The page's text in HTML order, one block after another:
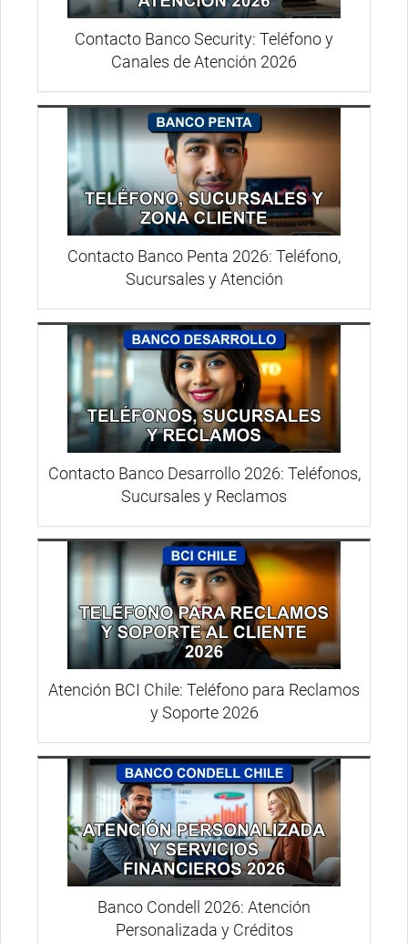
Contacto Banco Security: Teléfono y
Canales de Atención 2026
Contacto Banco Penta 2026: Teléfono,
Sucursales y Atención
Contacto Banco Desarrollo 2026: Teléfonos,
Sucursales y Reclamos
Atención BCI Chile: Teléfono para Reclamos
y Soporte 2026
Banco Condell 2026: Atención
Personalizada y Créditos